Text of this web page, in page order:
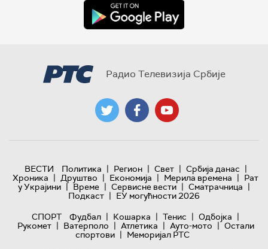
Радио Телевизија Србије
ВЕСТИ Политика | Регион | Свет | Србија данас |
Хроника | Друштво | Економија | Мерила времена | Рат
у Украјини | Време | Сервисне вести | Сматрачница |
Подкаст | ЕУ могућности 2026
СПОРТ
Фудбал | Кошарка | Тенис | Одбојка |
Рукомет | Ватерполо | Атлетика | Ауто-мото | Остали
спортови | Меморијал РТС